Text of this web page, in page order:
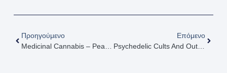
Προηγούμενο
Επόμενο
Psychedelic Cults And Outlaw Churches (2023) [Ψυχεδελικές Αιρέσεις Και Παράνομες Εκκλησίες]